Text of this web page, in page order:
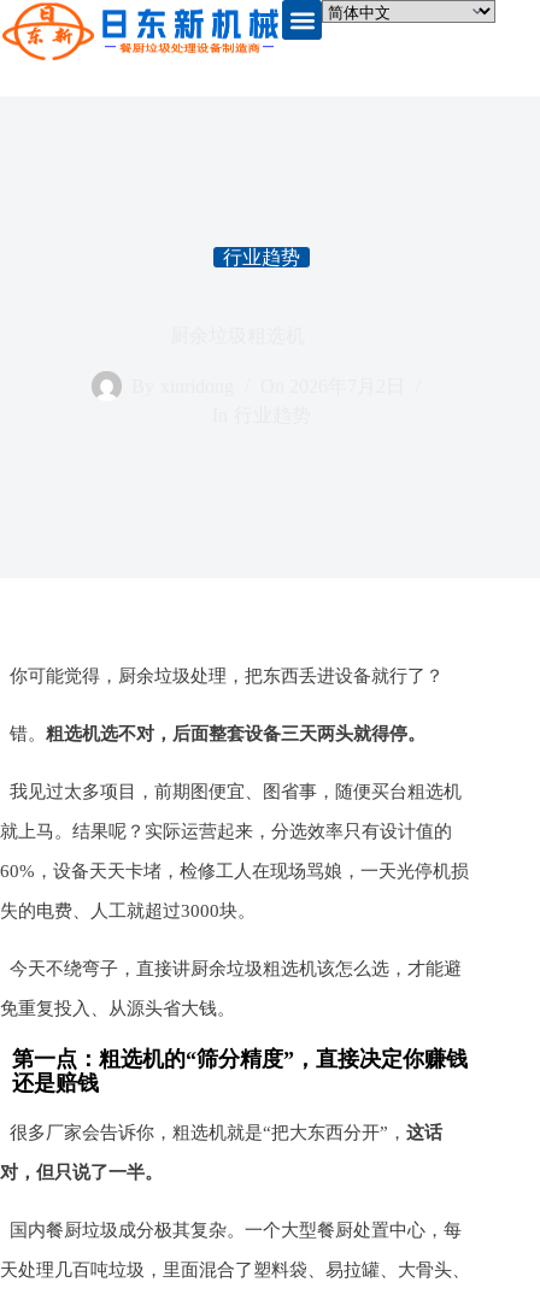
行业趋势
你可能觉得，厨余垃圾处理，把东西丢进设备就行了？
错。 粗选机选不对，后面整套设备三天两头就得停。
我见过太多项目，前期图便宜、图省事，随便买台粗选机
就上马。结果呢？实际运营起来，分选效率只有设计值的
60%，设备天天卡堵，检修工人在现场骂娘，一天光停机损
失的电费、人工就超过3000块。
今天不绕弯子，直接讲厨余垃圾粗选机该怎么选，才能避
免重复投入、从源头省大钱。
第一点：粗选机的“筛分精度”，直接决定你赚钱
还是赔钱
很多厂家会告诉你，粗选机就是“把大东西分开”， 这话
对，但只说了一半。
国内餐厨垃圾成分极其复杂。一个大型餐厨处置中心，每
天处理几百吨垃圾，里面混合了塑料袋、易拉罐、大骨头、